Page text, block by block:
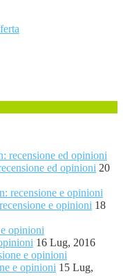
ed opinioni 20
e opinioni 18
16 Lug, 2016
e opinioni 15 Lug,